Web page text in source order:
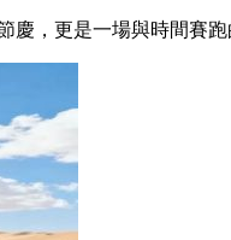
慶，更是一場與時間